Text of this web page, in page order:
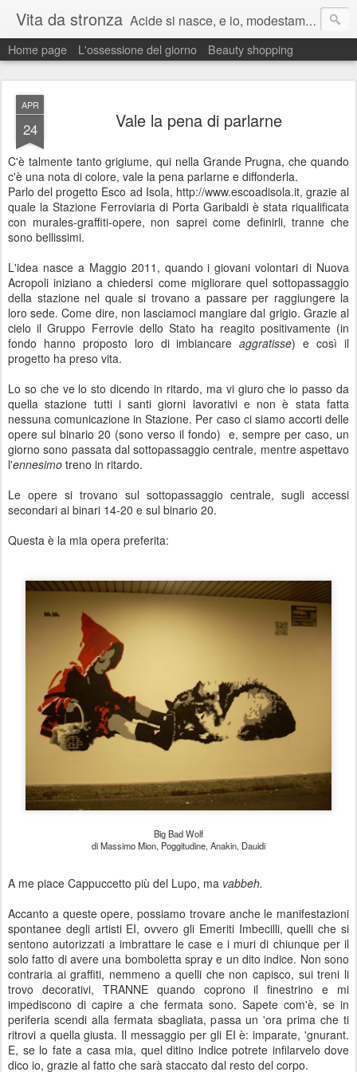
Vita da stronza Acide si nasce, e io, modestamente, lo nacqui.
Ma anche un paio di calci nel culo presi nella vita aiutano sempre a migliorare.
Home page L'ossessione del giorno Beauty shopping
APR
24 Vale la pena di parlarne
C'è talmente tanto grigiume, qui nella Grande Prugna, che quando
c'è una nota di colore, vale la pena parlarne e diffonderla.
Parlo del progetto Esco ad Isola, http://www.escoadisola.it, grazie al
quale la Stazione Ferroviaria di Porta Garibaldi è stata riqualificata
con murales-graffiti-opere, non saprei come definirli, tranne che
sono bellissimi.
L'idea nasce a Maggio 2011, quando i giovani volontari di Nuova
Acropoli iniziano a chiedersi come migliorare quel sottopassaggio
della stazione nel quale si trovano a passare per raggiungere la
loro sede. Come dire, non lasciamoci mangiare dal grigio. Grazie al
cielo il Gruppo Ferrovie dello Stato ha reagito positivamente (in
fondo hanno proposto loro di imbiancareaggratisse) e così il
progetto ha preso vita.
Lo so che ve lo sto dicendo in ritardo, ma vi giuro che io passo da
quella stazione tutti i santi giorni lavorativi e non è stata fatta
nessuna comunicazione in Stazione. Per caso ci siamo accorti delle
opere sul binario 20 (sono verso il fondo) e, sempre per caso, un
giorno sono passata dal sottopassaggio centrale, mentre aspettavo
l'ennesimo treno in ritardo.
Le opere si trovano sul sottopassaggio centrale, sugli accessi
secondari ai binari 14-20 e sul binario 20.
Questa è la mia opera preferita:
Big Bad Wolf
di Massimo Mion, Poggitudine, Anakin, Dauidi
A me piace Cappuccetto più del Lupo, ma vabbeh.
Accanto a queste opere, possiamo trovare anche le manifestazioni
spontanee degli artisti EI, ovvero gli Emeriti Imbecilli, quelli che si
sentono autorizzati a imbrattare le case e i muri di chiunque per il
solo fatto di avere una bomboletta spray e un dito indice. Non sono
contraria ai graffiti, nemmeno a quelli che non capisco, sui treni li
trovo decorativi, TRANNE quando coprono il finestrino e mi
impediscono di capire a che fermata sono. Sapete com'è, se in
periferia scendi alla fermata sbagliata, passa un 'ora prima che ti
ritrovi a quella giusta. Il messaggio per gli EI è: imparate, 'gnurant.
E, se lo fate a casa mia, quel ditino indice potrete infilarvelo dove
dico io, grazie al fatto che sarà staccato dal resto del corpo.